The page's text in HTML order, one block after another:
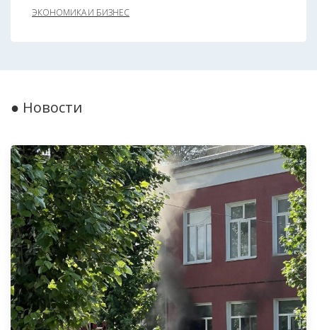
ЭКОНОМИКА И БИЗНЕС
● Новости